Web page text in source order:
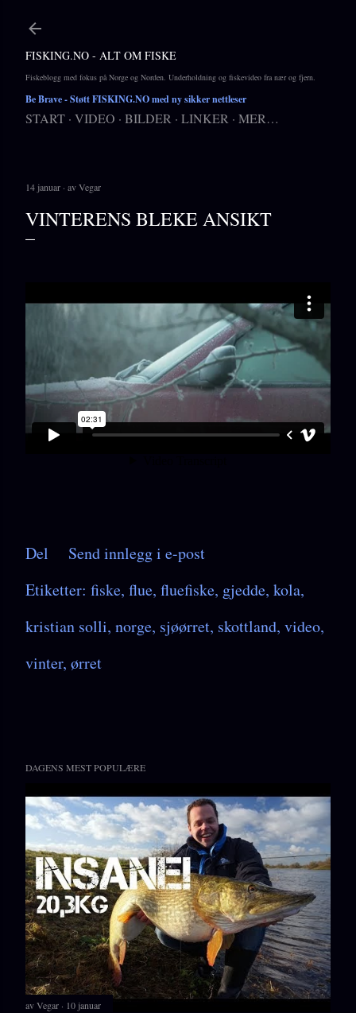
FISKING.NO - ALT OM FISKE
Fiskeblogg med fokus på Norge og Norden. Underholdning og fiskevideo fra nær og fjern.
Be Brave- Støtt FISKING.NO med ny sikker nettleser
START VIDEO BILDER LINKER MER…
14 januar avVegar
VINTERENS BLEKE ANSIKT
Del
Send innlegg i e-post
Etiketter: fiske flue fluefiske gjedde kola
kristian solli norge sjøørret skottland video
vinter ørret
DAGENS MEST POPULÆRE
avVegar 10 januar